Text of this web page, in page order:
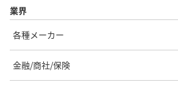
業界
各種メーカー
金融/商社/保険